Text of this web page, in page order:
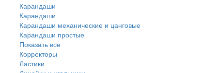
Карандаши
Карандаши
Карандаши механические и цанговые
Карандаши простые
Показать все
Корректоры
Ластики